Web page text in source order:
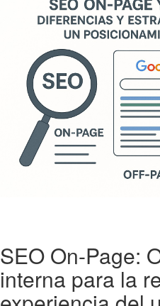
SEO On-Page:
interna para la